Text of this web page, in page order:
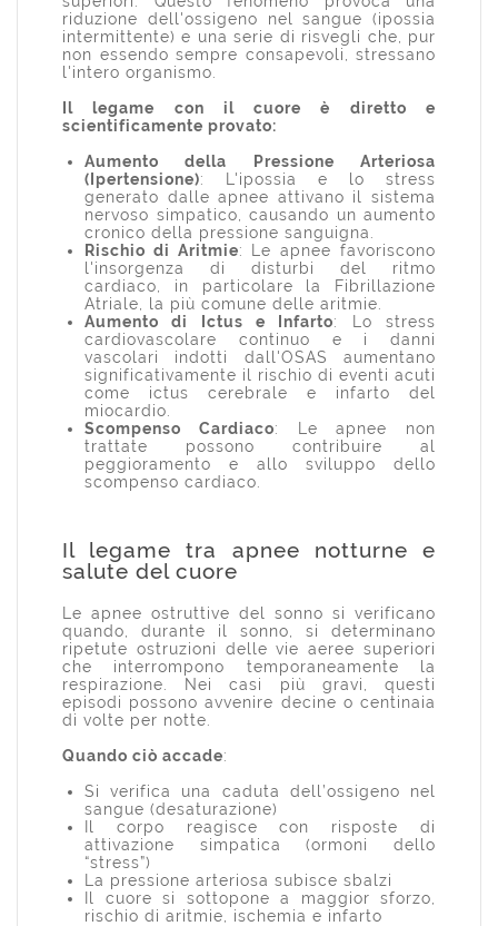
riduzione dell'ossigeno nel sangue (ipossia
intermittente) e una serie di risvegli che, pur
non essendo sempre consapevoli, stressano
l'intero organismo.
Il legame con il cuore è diretto e
scientificamente provato:
Aumento della Pressione Arteriosa
(Ipertensione): L'ipossia e lo stress
generato dalle apnee attivano il sistema
nervoso simpatico, causando un aumento
cronico della pressione sanguigna.
Rischio di Aritmie: Le apnee favoriscono
l'insorgenza di disturbi del ritmo
cardiaco, in particolare la Fibrillazione
Atriale, la più comune delle aritmie.
Aumento di Ictus e Infarto: Lo stress
cardiovascolare continuo e i danni
vascolari indotti dall'OSAS aumentano
significativamente il rischio di eventi acuti
come ictus cerebrale e infarto del
miocardio.
Scompenso Cardiaco: Le apnee non
trattate possono contribuire al
peggioramento e allo sviluppo dello
scompenso cardiaco.
Il legame tra apnee notturne e
salute del cuore
Le apnee ostruttive del sonno si verificano
quando, durante il sonno, si determinano
ripetute ostruzioni delle vie aeree superiori
che interrompono temporaneamente la
respirazione. Nei casi più gravi, questi
episodi possono avvenire decine o centinaia
di volte per notte.
Quando ciò accade:
Si verifica una caduta dell’ossigeno nel
sangue (desaturazione)
Il corpo reagisce con risposte di
attivazione simpatica (ormoni dello
“stress”)
La pressione arteriosa subisce sbalzi
Il cuore si sottopone a maggior sforzo,
rischio di aritmie, ischemia e infarto